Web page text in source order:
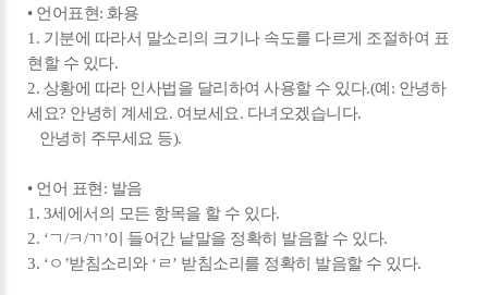
• 언어표현: 화용
1. 기분에 따라서 말소리의 크기나 속도를 다르게 조절하여 표
현할 수 있다.
2. 상황에 따라 인사법을 달리하여 사용할 수 있다.(예: 안녕하
세요? 안녕히 계세요. 여보세요. 다녀오겠습니다.
안녕히 주무세요 등).
• 언어 표현: 발음
1. 3세에서의 모든 항목을 할 수 있다.
2. ‘ㄱ/ㅋ/ㄲ’이 들어간 낱말을 정확히 발음할 수 있다.
3. ‘ㅇ’받침소리와 ‘ㄹ’ 받침소리를 정확히 발음할 수 있다.